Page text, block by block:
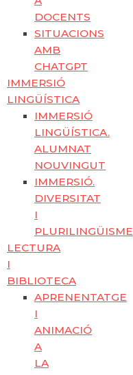
DOCENTS
SITUACIONS
AMB
CHATGPT
IMMERSIÓ
LINGÜÍSTICA
IMMERSIÓ
LINGÜÍSTICA.
ALUMNAT
NOUVINGUT
IMMERSIÓ.
DIVERSITAT
I
PLURILINGÜISME
LECTURA
I
BIBLIOTECA
APRENENTATGE
I
ANIMACIÓ
A
LA